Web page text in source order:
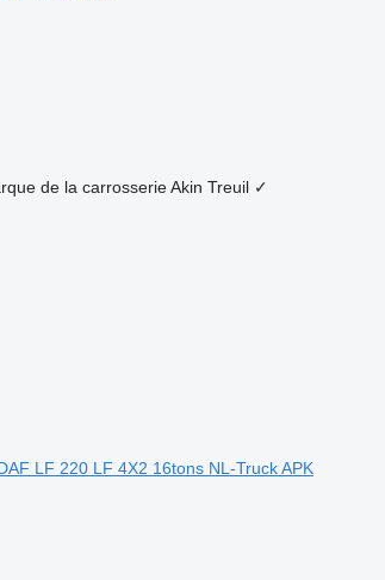
de la carrosserie Akin Treuil ✓
LF 220 LF 4X2 16tons NL-Truck APK